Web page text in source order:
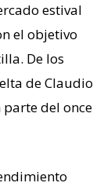
estival
el objetivo
De los
de Claudio
del once